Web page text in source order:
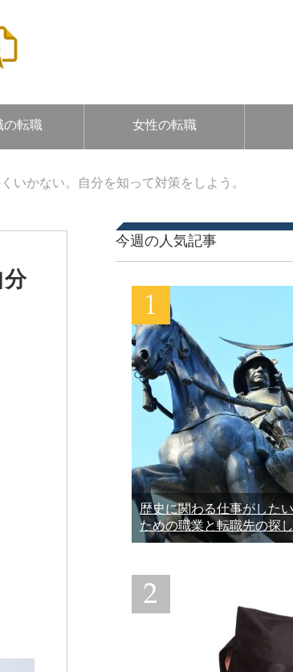
の転職 女性の転職
いかない。自分を知って対策をしよう。
今週の人気記事
歴史に関わる仕事がした
ための職業と転職先の探し